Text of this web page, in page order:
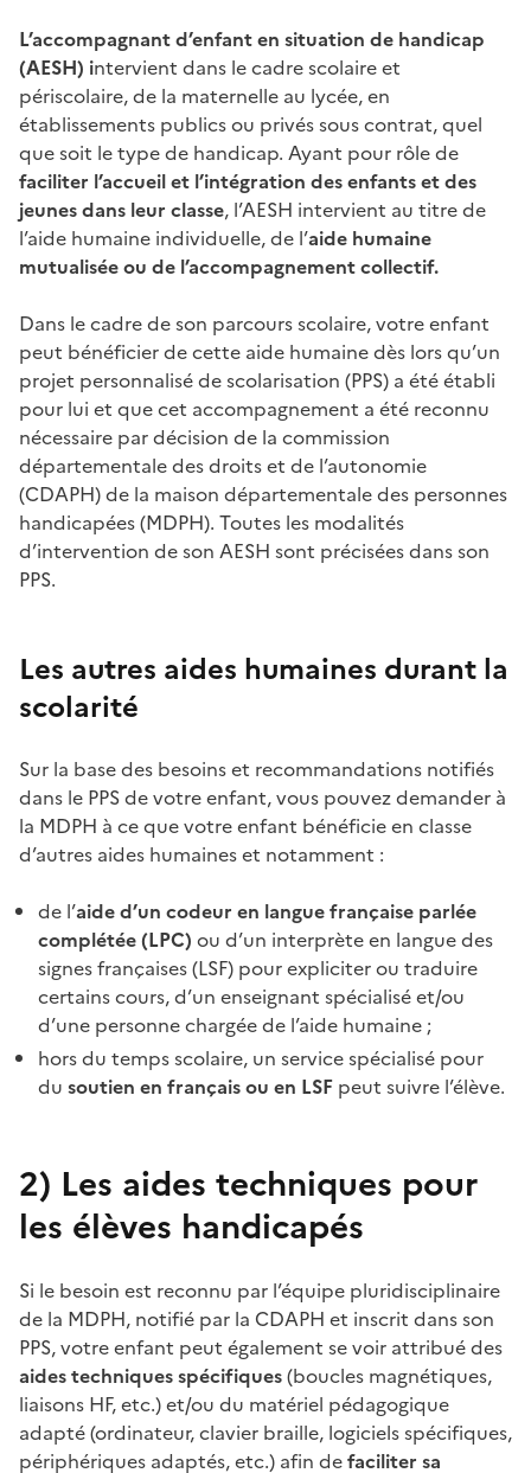
L’accompagnant d’enfant en situation de handicap
(AESH) intervient dans le cadre scolaire et
périscolaire, de la maternelle au lycée, en
établissements publics ou privés sous contrat, quel
que soit le type de handicap. Ayant pour rôle de
faciliter l’accueil et l’intégration des enfants et des
jeunes dans leur classe, l’AESH intervient au titre de
l’aide humaine individuelle, de l’aide humaine
mutualisée ou de l’accompagnement collectif.
Dans le cadre de son parcours scolaire, votre enfant
peut bénéficier de cette aide humaine dès lors qu’un
projet personnalisé de scolarisation (PPS) a été établi
pour lui et que cet accompagnement a été reconnu
nécessaire par décision de la commission
départementale des droits et de l’autonomie
(CDAPH) de la maison départementale des personnes
handicapées (MDPH). Toutes les modalités
d’intervention de son AESH sont précisées dans son
PPS.
Les autres aides humaines durant la
scolarité
Sur la base des besoins et recommandations notifiés
dans le PPS de votre enfant, vous pouvez demander à
la MDPH à ce que votre enfant bénéficie en classe
d’autres aides humaines et notamment :
de l’aide d’un codeur en langue française parlée
complétée (LPC) ou d’un interprète en langue des
signes françaises (LSF) pour expliciter ou traduire
certains cours, d’un enseignant spécialisé et/ou
d’une personne chargée de l’aide humaine ;
hors du temps scolaire, un service spécialisé pour
du soutien en français ou en LSF peut suivre l’élève.
2) Les aides techniques pour
les élèves handicapés
Si le besoin est reconnu par l’équipe pluridisciplinaire
de la MDPH, notifié par la CDAPH et inscrit dans son
PPS, votre enfant peut également se voir attribué des
aides techniques spécifiques(boucles magnétiques,
liaisons HF, etc.) et/ou du matériel pédagogique
adapté (ordinateur, clavier braille, logiciels spécifiques,
périphériques adaptés, etc.) afin defaciliter sa